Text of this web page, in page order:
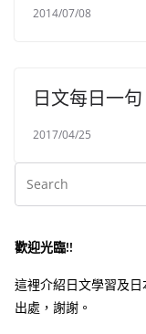
2014/07/08
日文每日一句
2017/04/25
歡迎光臨!!
這裡介紹日文學習及
出處，謝謝。